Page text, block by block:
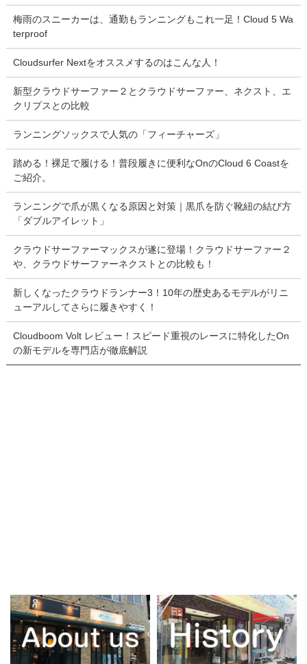
梅雨のスニーカーは、通勤もランニングもこれ一足！Cloud 5 Wa
terproof
Cloudsurfer Nextをオススメするのはこんな人！
新型クラウドサーファー２とクラウドサーファー、ネクスト、エ
クリプスとの比較
ランニングソックスで人気の「フィーチャーズ」
踏める！裸足で履ける！普段履きに便利なOnのCloud 6 Coastを
ご紹介。
ランニングで爪が黒くなる原因と対策｜黒爪を防ぐ靴紐の結び方
「ダブルアイレット」
クラウドサーファーマックスが遂に登場！クラウドサーファー２
や、クラウドサーファーネクストとの比較も！
新しくなったクラウドランナー3！10年の歴史あるモデルがリニ
ューアルしてさらに履きやすく！
Cloudboom Volt レビュー！スピード重視のレースに特化したOn
の新モデルを専門店が徹底解説